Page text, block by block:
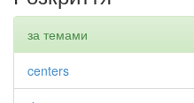
за темами
centers